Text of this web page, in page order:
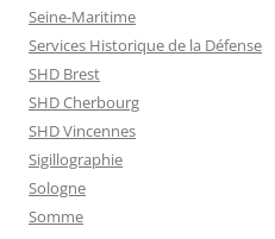
Seine-Maritime
Services Historique de la Défense
SHD Brest
SHD Cherbourg
SHD Vincennes
Sigillographie
Sologne
Somme